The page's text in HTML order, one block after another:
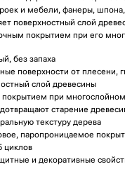
и мебели, фанеры,
поверхностный слой
покрытием при его
без запаха
поверхности от плесени,
слой древесины
при
старение
текстуру дерева
паропроницаемое
циклов
и декоративные